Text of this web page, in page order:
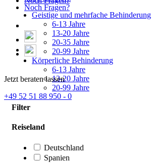
Noch Fragen?
Jetzt beraten lassen
+49 52 51 88 950 - 0
Geistige und mehrfache Behinderung
6-13 Jahre
13-20 Jahre
20-35 Jahre
20-99 Jahre
Körperliche Behinderung
6-13 Jahre
13-20 Jahre
20-99 Jahre
Filter
Reiseland
Deutschland
Spanien